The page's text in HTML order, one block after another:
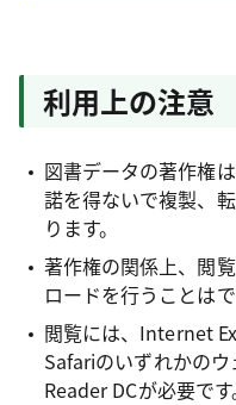
利用上の注意
図書データの著作権
諾を得ないで複製、
ります。
著作権の関係上、閲
ロードを行うことはで
閲覧には、Internet
Safariのいずれかの
Reader DCが必要です